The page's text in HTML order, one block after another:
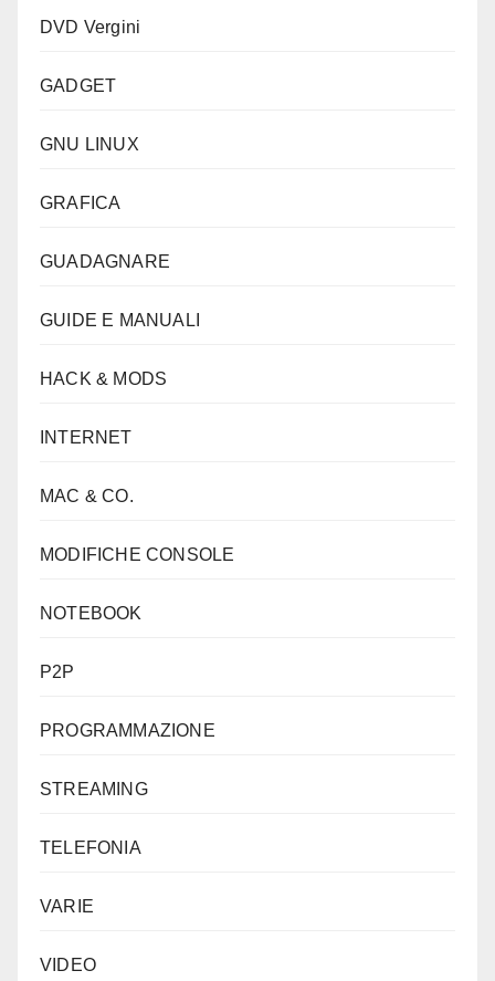
DVD Vergini
GADGET
GNU LINUX
GRAFICA
GUADAGNARE
GUIDE E MANUALI
HACK & MODS
INTERNET
MAC & CO.
MODIFICHE CONSOLE
NOTEBOOK
P2P
PROGRAMMAZIONE
STREAMING
TELEFONIA
VARIE
VIDEO